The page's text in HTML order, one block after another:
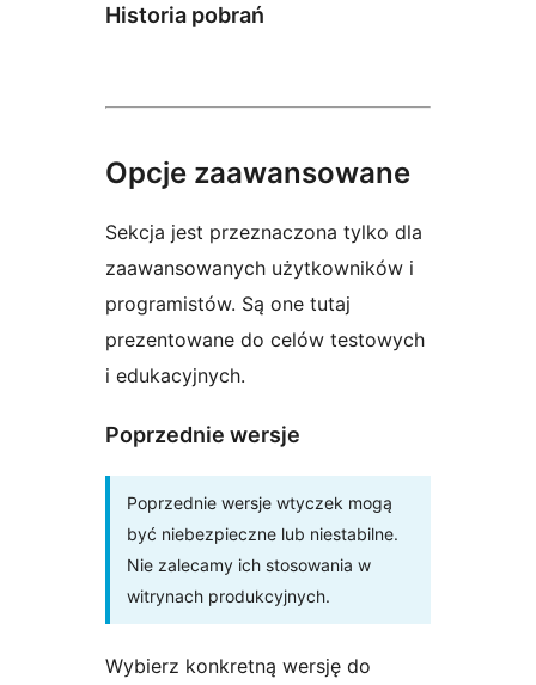
Historia pobrań
Opcje zaawansowane
Sekcja jest przeznaczona tylko dla
zaawansowanych użytkowników i
programistów. Są one tutaj
prezentowane do celów testowych
i edukacyjnych.
Poprzednie wersje
Poprzednie wersje wtyczek mogą
być niebezpieczne lub niestabilne.
Nie zalecamy ich stosowania w
witrynach produkcyjnych.
Wybierz konkretną wersję do